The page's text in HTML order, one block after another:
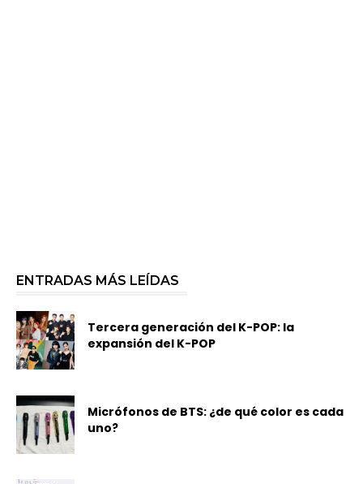
ENTRADAS MÁS LEÍDAS
Tercera generación del K-POP: la
expansión del K-POP
Micrófonos de BTS: ¿de qué color es cada
uno?